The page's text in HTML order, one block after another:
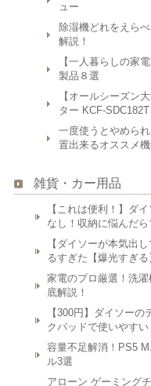
ュー
除湿機どれをえら
解説！
【一人暮らしの家
製品８選
【オールシーズン
ター KCF-
一度使うとやめら
置出来るオススメ機
雑貨・カー用品
【これは便利！】ダ
なし！収納に悩んだら
【ダイソーが本気出
るすぎた【爆光すぎる
家電のプロ厳選！洗
底解説！
【300円】ダイソー
クパッドで使いやすい
容量不足解消！PS5
ル3選
アローン ゲーミング